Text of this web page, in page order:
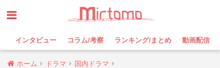
インタビュー コラム/考察 ランキング/まとめ 動画配信
ホーム ドラマ 国内ドラマ